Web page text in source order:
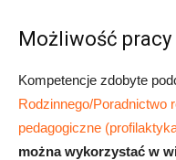
Możliwość
Kompetencje zdobyte
Rodzinnego/Poradnictwo
pedagogiczne
można wykorzystać w